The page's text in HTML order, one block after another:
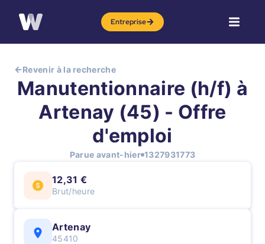
Entreprise
Revenir à la recherche
Manutentionnaire (h/f) à
Artenay (45) - Offre
d'emploi
Parue avant-hier 1327931773
12,31 €
Brut/heure
Artenay
45410